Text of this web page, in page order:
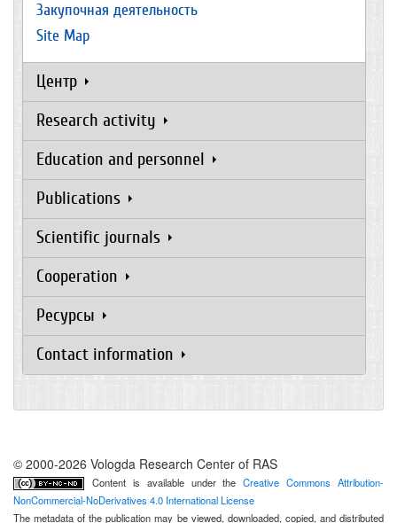
Закупочная деятельность
Site Map
Центр
Research activity
Education and personnel
Publications
Scientific journals
Cooperation
Ресурсы
Contact information
© 2000-2026 Vologda Research Center of RAS
Content is available under theCreative Commons Attribution-
NonCommercial-NoDerivatives 4.0 International License
The metadata of the publication may be viewed, downloaded, copied, and distributed